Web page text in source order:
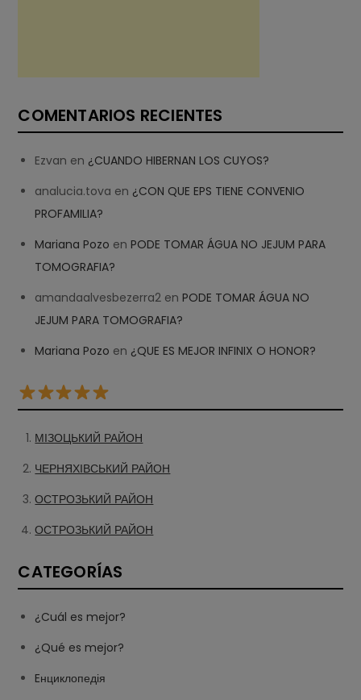
COMENTARIOS RECIENTES
Ezvan en ¿CUANDO HIBERNAN LOS CUYOS?
analucia.tova en ¿CON QUE EPS TIENE CONVENIO
PROFAMILIA?
Mariana Pozo enPODE TOMAR ÁGUA NO JEJUM PARA
TOMOGRAFIA?
amandaalvesbezerra2 enPODE TOMAR ÁGUA NO
JEJUM PARA TOMOGRAFIA?
Mariana Pozo en ¿QUE ES MEJOR INFINIX O HONOR?
МІЗОЦЬКИЙ РАЙОН
ЧЕРНЯХІВСЬКИЙ РАЙОН
ОСТРОЗЬКИЙ РАЙОН
ОСТРОЗЬКИЙ РАЙОН
CATEGORÍAS
¿Cuál es mejor?
¿Qué es mejor?
Eнциклопедія